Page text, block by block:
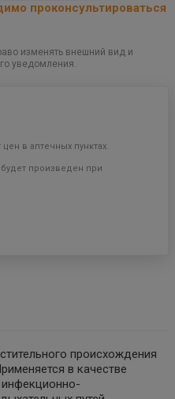
проконсультироваться
изменять внешний вид и
уведомления.
в аптечных пунктах.
произведен при
происхождения
в качестве